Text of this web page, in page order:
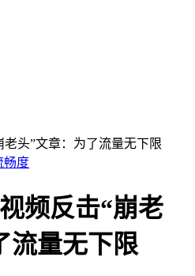
畅度
频反击“崩老
流量无下限